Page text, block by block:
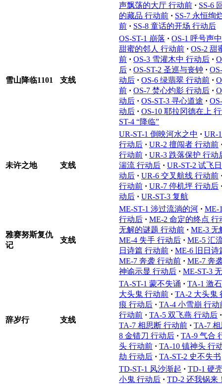
声飘荡的大厅 行动前 · SS-6
的藏品 行动前 · SS-7 永恒绚
前 · SS-8 童话的开场 行动后
雪山降临1101 支线
OS-ST-1 崩落 · OS-1 呼号声
甜蜜的邻人 行动前 · OS-2 甜
前 · OS-3 雪灌木中 行动后 ·
后 · OS-ST-2 圣巡与丧钟 ·
动后 · OS-6 绿翡翠 行动前 ·
前 · OS-7 焚心灼影 行动后 ·
动后 · OS-ST-3 寻心道途 ·
动后 · OS-10 耶拉冈德在上
ST-4 “降临”
未许之地 支线
UR-ST-1 倒映河水之中 · UR-
行动后 · UR-2 擅闯者 行动前
行动前 · UR-3 跌落保护 行动
湍流 行动后 · UR-ST-2 试飞日
动后 · UR-6 交叉航线 行动前
行动前 · UR-7 停机坪 行动后
动后 · UR-ST-3 复航
雅赛努斯复仇
记
支线
ME-ST-1 涉过流淌的河 · ME-
行动后 · ME-2 命定的终点 行
无解的谜题 行动前 · ME-3 无
ME-4 失手 行动后 · ME-5 汇
日诗篇 行动前 · ME-6 旧日诗
ME-7 奔袭 行动前 · ME-7 奔
神谕示显 行动后 · ME-ST-3
辞岁行 支线
TA-ST-1 蒙不失诵 · TA-1 激
大头鬼 行动前 · TA-2 大头鬼
痕 行动后 · TA-4 小雪崩 行动
行动前 · TA-5 双飞燕 行动后 ·
TA-7 相思断 行动前 · TA-7
8 金错刀 行动后 · TA-9 气合
头 行动前 · TA-10 镇神头 行
劫 行动后 · TA-ST-2 史不失书
TD-ST-1 风沙渐起 · TD-1 硬
小鬼 行动后 · TD-2 还我锅来